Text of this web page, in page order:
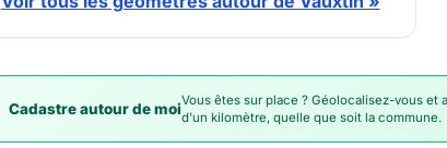
Cadastre autour de moiVous êtes sur place ? Géolocalisez-vous et
d'un kilomètre, quelle que soit la commune.